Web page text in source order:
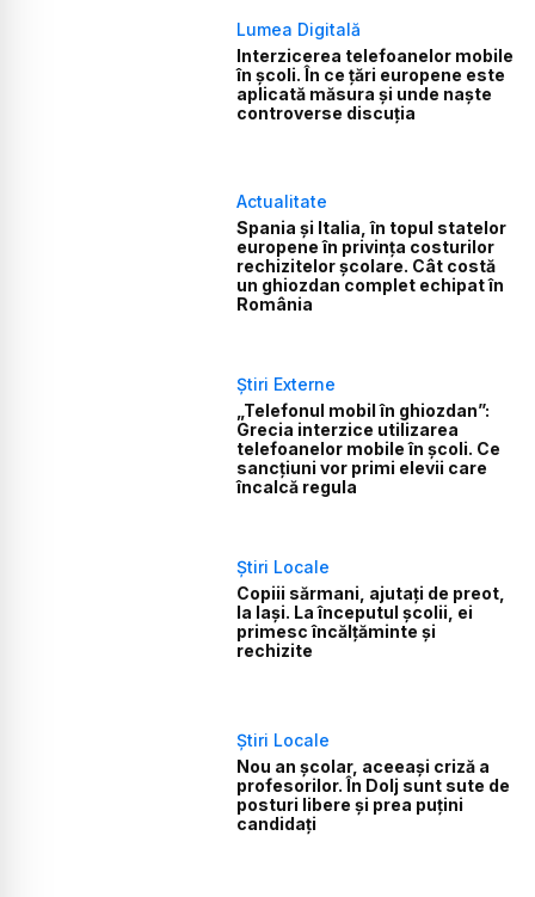
Lumea Digitală
Interzicerea telefoanelor mobile
în școli. În ce țări europene este
aplicată măsura și unde naște
controverse discuția
Actualitate
Spania și Italia, în topul statelor
europene în privința costurilor
rechizitelor școlare. Cât costă
un ghiozdan complet echipat în
România
Știri Externe
„Telefonul mobil în ghiozdan”:
Grecia interzice utilizarea
telefoanelor mobile în școli. Ce
sancțiuni vor primi elevii care
încalcă regula
Știri Locale
Copiii sărmani, ajutați de preot,
la Iași. La începutul școlii, ei
primesc încălțăminte și
rechizite
Știri Locale
Nou an școlar, aceeași criză a
profesorilor. În Dolj sunt sute de
posturi libere și prea puțini
candidați